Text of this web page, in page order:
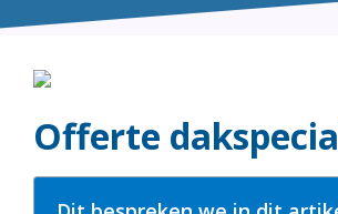
Offerte